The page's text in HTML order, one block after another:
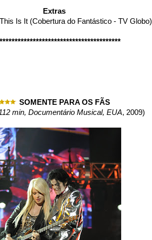
Extras
This Is It (Cobertura do Fantástico - TV Globo)
SOMENTE PARA OS FÃS
min, Documentário Musical, EUA, 2009)